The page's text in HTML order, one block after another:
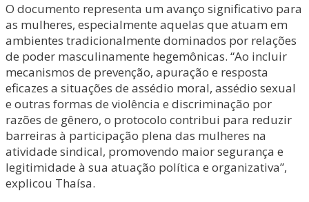
O documento representa um avanço significativo para
as mulheres, especialmente aquelas que atuam em
ambientes tradicionalmente dominados por relações
de poder masculinamente hegemônicas. “Ao incluir
mecanismos de prevenção, apuração e resposta
eficazes a situações de assédio moral, assédio sexual
e outras formas de violência e discriminação por
razões de gênero, o protocolo contribui para reduzir
barreiras à participação plena das mulheres na
atividade sindical, promovendo maior segurança e
legitimidade à sua atuação política e organizativa”,
explicou Thaísa.